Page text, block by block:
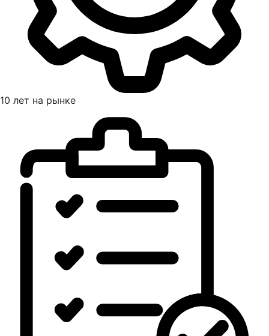
10 лет на рынке